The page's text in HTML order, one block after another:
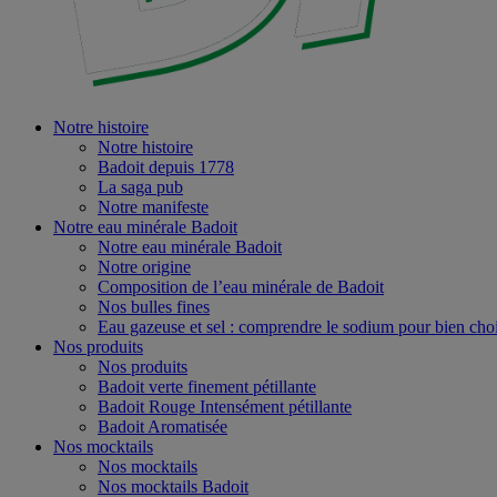
Notre histoire
Notre histoire
Badoit depuis 1778
La saga pub
Notre manifeste
Notre eau minérale Badoit
Notre eau minérale Badoit
Notre origine
Composition de l’eau minérale de Badoit
Nos bulles fines
Eau gazeuse et sel : comprendre le sodium pour bien
Nos produits
Nos produits
Badoit verte finement pétillante
Badoit Rouge Intensément pétillante
Badoit Aromatisée
Nos mocktails
Nos mocktails
Nos mocktails Badoit